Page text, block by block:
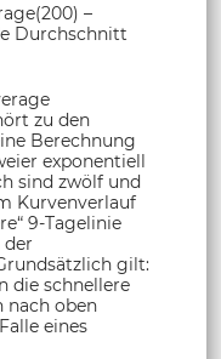
–
Durchschnitt
zu den
Berechnung
exponentiell
sind zwölf und
Kurvenverlauf
9-Tagelinie
gilt:
die schnellere
nach oben
eines